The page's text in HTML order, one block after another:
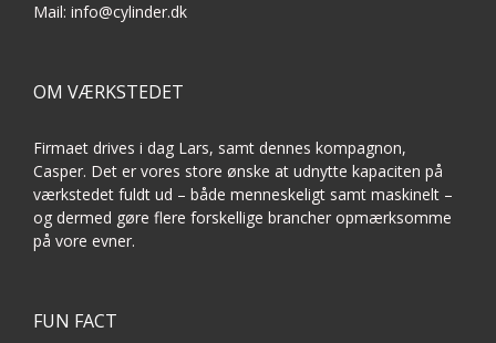
Mail: info@cylinder.dk
OM VÆRKSTEDET
Firmaet drives i dag Lars, samt dennes kompagnon,
Casper. Det er vores store ønske at udnytte kapaciten på
værkstedet fuldt ud – både menneskeligt samt maskinelt –
og dermed gøre flere forskellige brancher opmærksomme
på vore evner.
FUN FACT